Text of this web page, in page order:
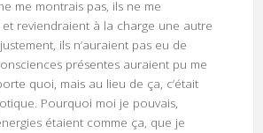
me montrais pas, ils ne me
reviendraient à la charge une autre
ils n’auraient pas eu de
présentes auraient pu me
quoi, mais au lieu de ça, c’était
Pourquoi moi je pouvais,
étaient comme ça, que je